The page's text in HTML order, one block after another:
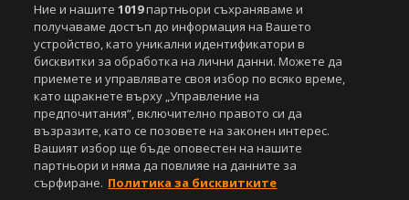
Copyright © 2007-2026 Агенция Спортал. Всички права запазени.
Този уебсайт е собственост наSportal Media Group
За нас Екип За рекламa
Общи условия
Етични правила на НСС
Лични данни
Управление на предпочитания
Съдържанието на този уеб сайт и технологиите, използвани в него, са
под закрила на Закона за авторското право и сродните му права.
Ние и нашите1019партньори съхраняваме и
получаваме достъп до информация на Вашето
устройство, като уникални идентификатори в
бисквитки за обработка на лични данни. Можете да
приемете и управлявате своя избор по всяко време,
като щракнете върху „Управление на
предпочитания“, включително правото си да
възразите, като се позовете на законен интерес.
Вашият избор ще бъде оповестен на нашите
партньори и няма да повлияе на данните за
сърфиране. Политика за бисквитките